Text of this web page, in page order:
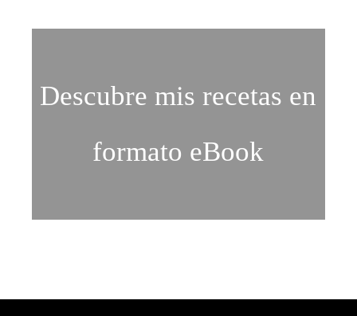
Descubre mis recetas en
formato eBook